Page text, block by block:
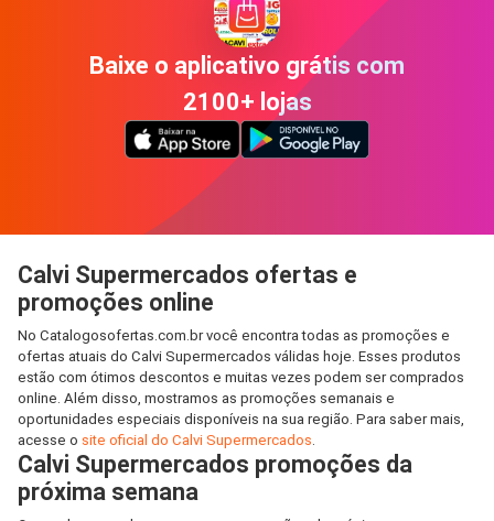
Baixe o aplicativo grátis com
2100+ lojas
Calvi Supermercados ofertas e
promoções online
No Catalogosofertas.com.br você encontra todas as promoções e
ofertas atuais do Calvi Supermercados válidas hoje. Esses produtos
estão com ótimos descontos e muitas vezes podem ser comprados
online. Além disso, mostramos as promoções semanais e
oportunidades especiais disponíveis na sua região. Para saber mais,
acesse o site oficial do Calvi Supermercados.
Calvi Supermercados promoções da
próxima semana